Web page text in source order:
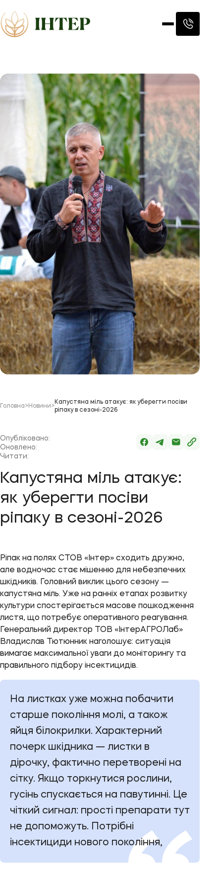
Головна >Новини >
Капустяна міль атакує: як уберегти посіви
ріпаку в сезоні-2026
Опубліковано:
Оновлено:
Читати:
Капустяна міль атакує:
як уберегти посіви
ріпаку в сезоні-2026
Ріпак на полях СТОВ «Інтер» сходить дружно,
але водночас стає мішенню для небезпечних
шкідників. Головний виклик цього сезону —
капустяна міль. Уже на ранніх етапах розвитку
культури спостерігається масове пошкодження
листя, що потребує оперативного реагування.
Генеральний директор ТОВ «ІнтерАГРОЛаб»
Владислав Тютюнник наголошує: ситуація
вимагає максимальної уваги до моніторингу та
правильного підбору інсектицидів.
На листках уже можна побачити
старше покоління молі, а також
яйця білокрилки. Характерний
почерк шкідника — листки в
дірочку, фактично перетворені на
сітку. Якщо торкнутися рослини,
гусінь спускається на павутинні. Це
чіткий сигнал: прості препарати тут
не допоможуть. Потрібні
інсектициди нового покоління,